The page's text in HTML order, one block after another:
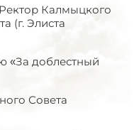
Калмыцкого
(г. Элиста
«За доблестный
Совета